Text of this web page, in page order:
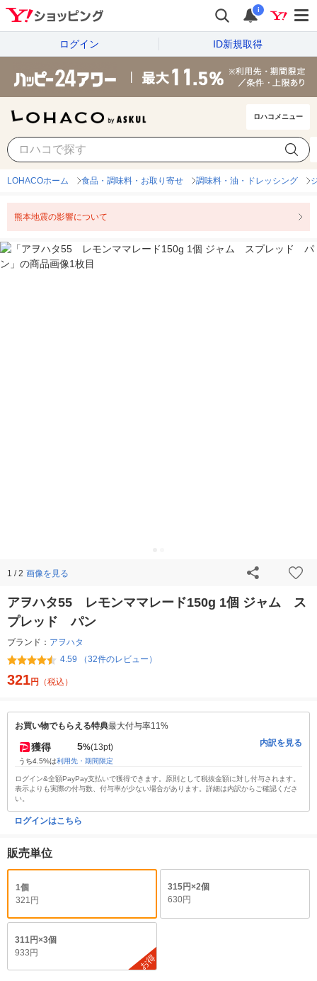
i
ログイン ID新規取得
ロハコメニュー
LOHACOホーム 食品・調味料・お取り寄せ 調味料・油・ドレッシング
熊本地震の影響について
1 / 2 画像を見る
アヲハタ55 レモンママレード150g 1個 ジャム ス
プレッド パン
ブランド： アヲハタ
4.59 （32件のレビュー）
321円 （税込）
お買い物でもらえる特典最大付与率11%
獲得 5%(13pt)
うち4.5%は利用先・期間限定
内訳を見る
ログイン&全額PayPay支払いで獲得できます。原則として税抜金額に対し付与されます。
表示よりも実際の付与数、付与率が少ない場合があります。詳細は内訳からご確認くださ
い。
ログインはこちら
販売単位
1個
321円
315円×2個
630円
311円×3個
933円
お得